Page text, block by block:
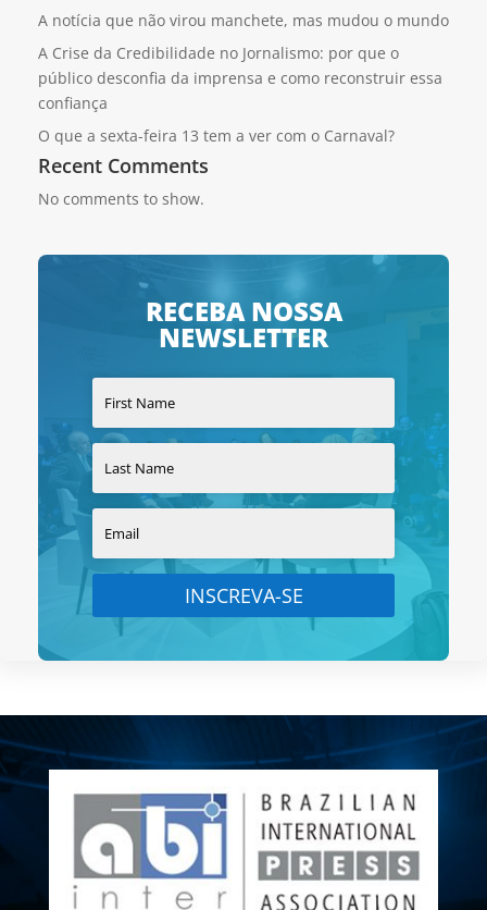
A notícia que não virou manchete, mas mudou o mundo
A Crise da Credibilidade no Jornalismo: por que o
público desconfia da imprensa e como reconstruir essa
confiança
O que a sexta-feira 13 tem a ver com o Carnaval?
Recent Comments
No comments to show.
RECEBA NOSSA
NEWSLETTER
INSCREVA-SE